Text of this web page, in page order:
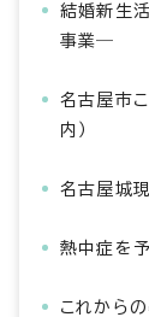
結婚新生
事業―
名古屋市
内）
名古屋城
熱中症を予
これから